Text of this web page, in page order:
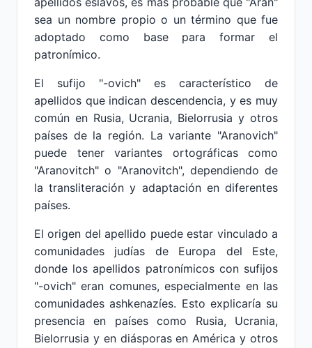
sea un nombre propio o un término que fue
adoptado como base para formar el
patronímico.
El sufijo "-ovich" es característico de
apellidos que indican descendencia, y es muy
común en Rusia, Ucrania, Bielorrusia y otros
países de la región. La variante "Aranovich"
puede tener variantes ortográficas como
"Aranovitch" o "Aranovitch", dependiendo de
la transliteración y adaptación en diferentes
países.
El origen del apellido puede estar vinculado a
comunidades judías de Europa del Este,
donde los apellidos patronímicos con sufijos
"-ovich" eran comunes, especialmente en las
comunidades ashkenazíes. Esto explicaría su
presencia en países como Rusia, Ucrania,
Bielorrusia y en diásporas en América y otros